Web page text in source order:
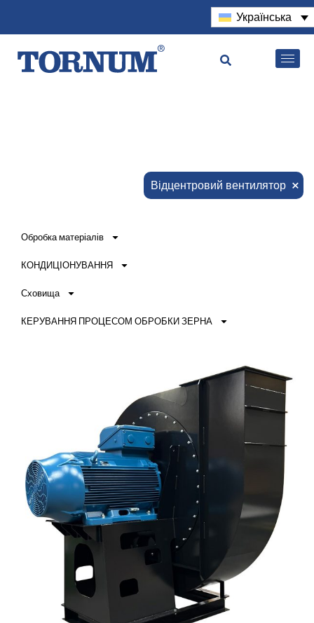
Українська
Відцентровий вентилятор ×
Обробка матеріалів
КОНДИЦІОНУВАННЯ
Сховища
КЕРУВАННЯ ПРОЦЕСОМ ОБРОБКИ ЗЕРНА